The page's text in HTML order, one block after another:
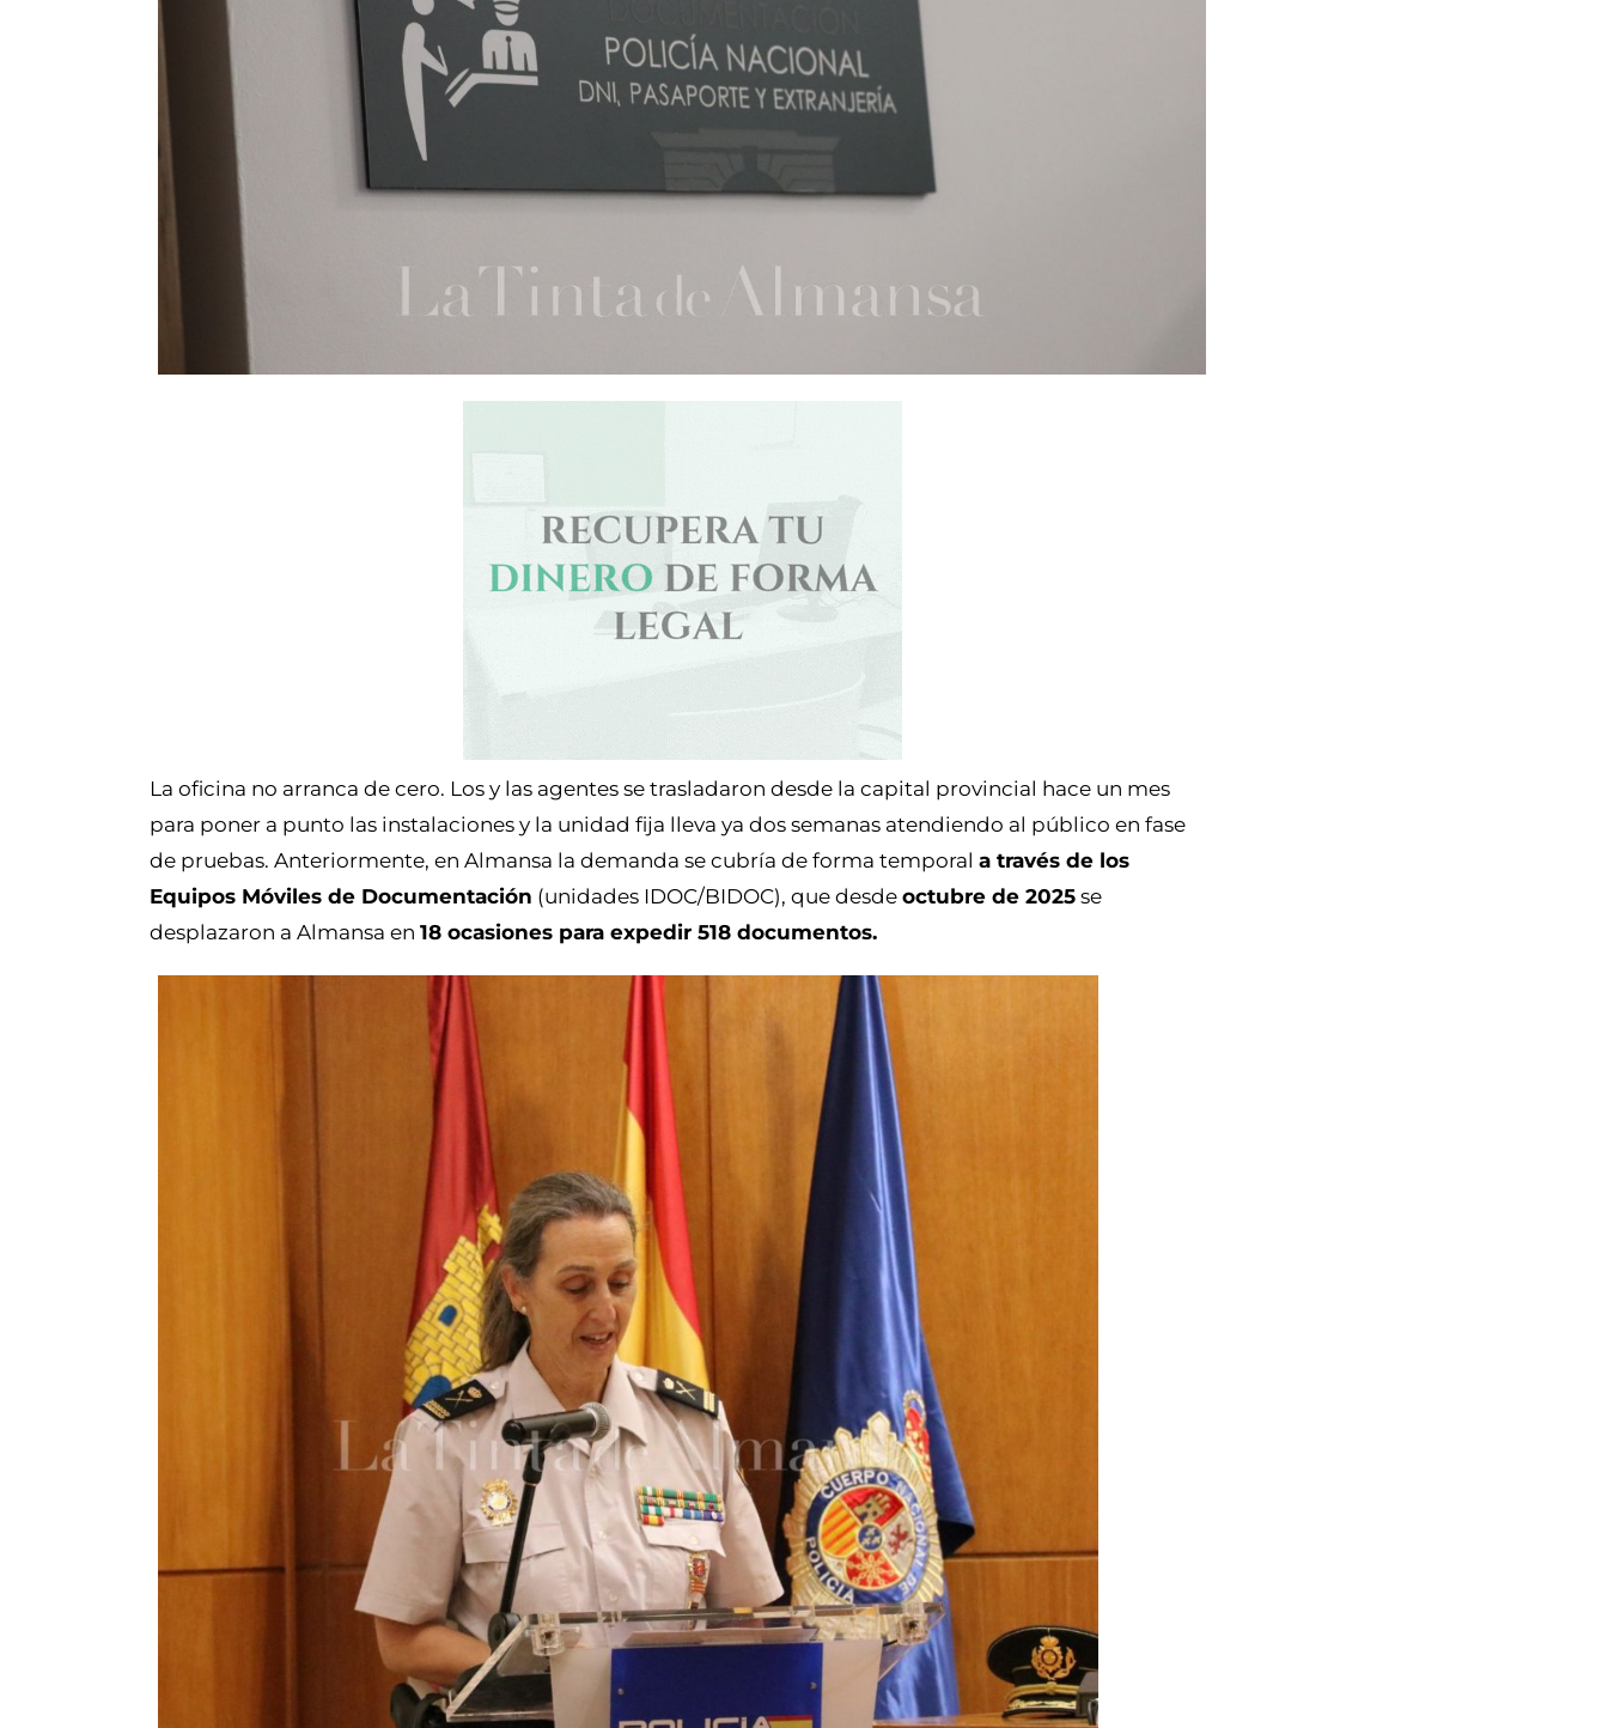
La oficina no arranca de cero. Los y las agentes se trasladaron desde la capital provincial hace un mes
para poner a punto las instalaciones y la unidad fija lleva ya dos semanas atendiendo al público en fase
de pruebas. Anteriormente, en Almansa la demanda se cubría de forma temporal a través de los
Equipos Móviles de Documentación (unidades IDOC/BIDOC), que desde octubre de 2025 se
desplazaron a Almansa en 18 ocasiones para expedir 518 documentos.